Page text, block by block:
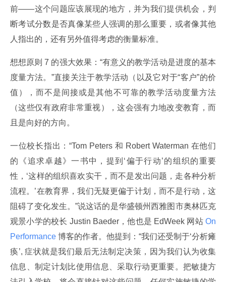
前——这个问题应该展现的地方，并为我们提供机会，判
断考试分数是否真像某些人强调的那么重要，或者像其他
人指出的，还有另外值得考虑的衡量标准。
想想原则 7 的强大效果：“有意义的教学活动是进度的基本
度量方法。”直接关注于教学活动（以及它对于“客户”的价
值），而不是间接或是其他不可靠的教学活动度量方法
（这些仅有政府非常重视），这会强有力地改变教育，而
且是向好的方向。
一位校长指出：“Tom Peters 和 Robert Waterman 在他们
的《追求卓越》一书中，提到‘偏于行动’的组织的重要
性，‘这样的组织喜欢实干，而不是发出问题，走各种分析
流程。’在教育界，我们无疑更偏于计划，而不是行动，这
阻碍了变化发生。”说这话的是华盛顿州西雅图市奥林匹克
观景小学的校长 Justin Baeder，他也是 EdWeek 网站 On
Performance 博客的作者。他提到：“我们还受制于‘分析瘫
痪’, 症状就是我们最后无法制定决策，因为我们认为收集
信息、制定计划比使用信息、采取行动更重要。把敏捷方